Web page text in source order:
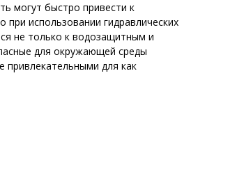
могут быстро привести к
использовании гидравлических
не только к водозащитным и
для окружающей среды
привлекательными для как